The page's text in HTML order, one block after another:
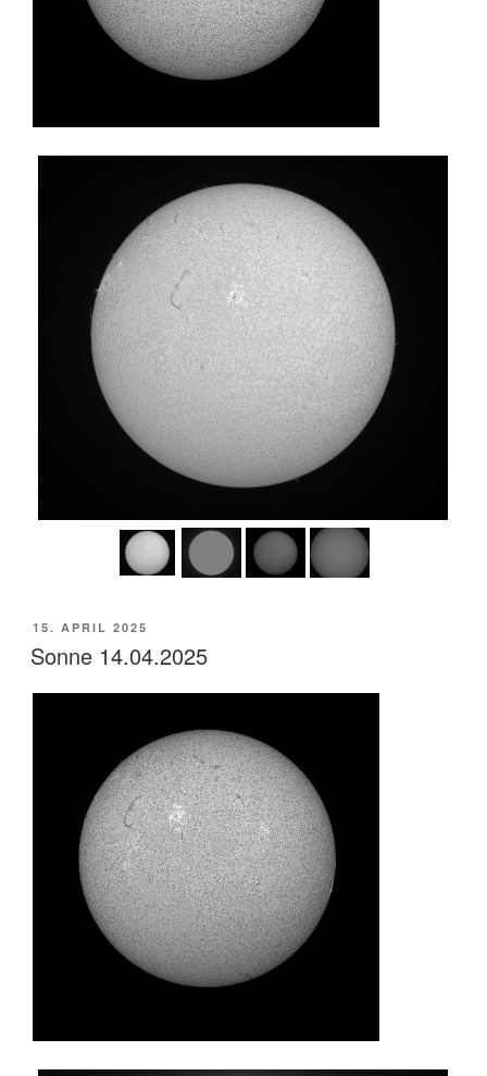
VERÖFFENTLICHT
AM
15. APRIL 2025
Sonne 14.04.2025